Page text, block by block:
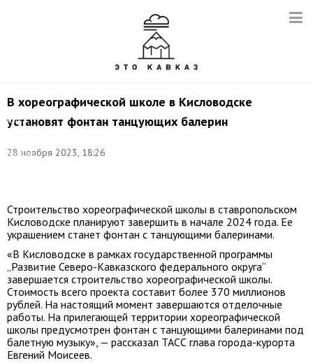
В хореографической школе в Кисловодске
установят фонтан танцующих балерин
28 ноября 2023, 18:26
Балетный
класс.
Фото
Валерий
Строительство хореографической школы в ставропольском
Кисловодске планируют завершить в начале 2024 года. Ее
украшением станет фонтан с танцующими балеринами.
«В Кисловодске в рамках государственной программы
„Развитие Северо-Кавказского федерального округа“
завершается строительство хореографической школы.
Стоимость всего проекта составит более 370 миллионов
рублей. На настоящий момент завершаются отделочные
работы. На прилегающей территории хореографической
школы предусмотрен фонтан с танцующими балеринами под
балетную музыку», — рассказал ТАСС глава города-курорта
Евгений Моисеев.